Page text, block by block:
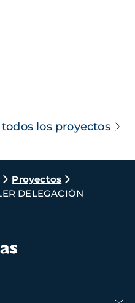
los proyectos
Proyectos
DELEGACIÓN